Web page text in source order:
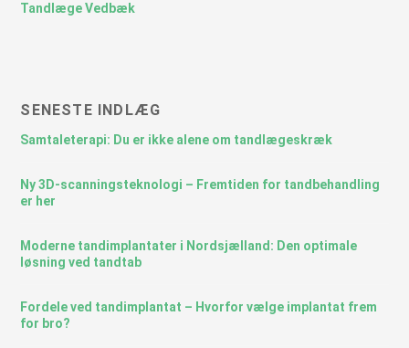
Tandlæge Vedbæk
SENESTE INDLÆG
Samtaleterapi: Du er ikke alene om tandlægeskræk
Ny 3D-scanningsteknologi – Fremtiden for tandbehandling
er her
Moderne tandimplantater i Nordsjælland: Den optimale
løsning ved tandtab
Fordele ved tandimplantat – Hvorfor vælge implantat frem
for bro?